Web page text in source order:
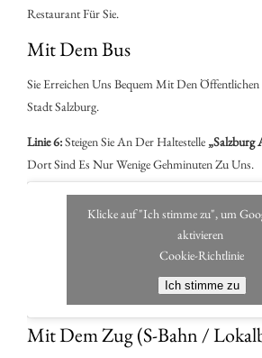
Restaurant Für Sie.
Mit Dem Bus
Sie Erreichen Uns Bequem Mit Den
Stadt Salzburg.
Linie 6:Steigen Sie An Der Haltestelle „Salzburg
Dort Sind Es Nur Wenige Gehminuten Zu Uns.
aktivieren
Ich stimme zu